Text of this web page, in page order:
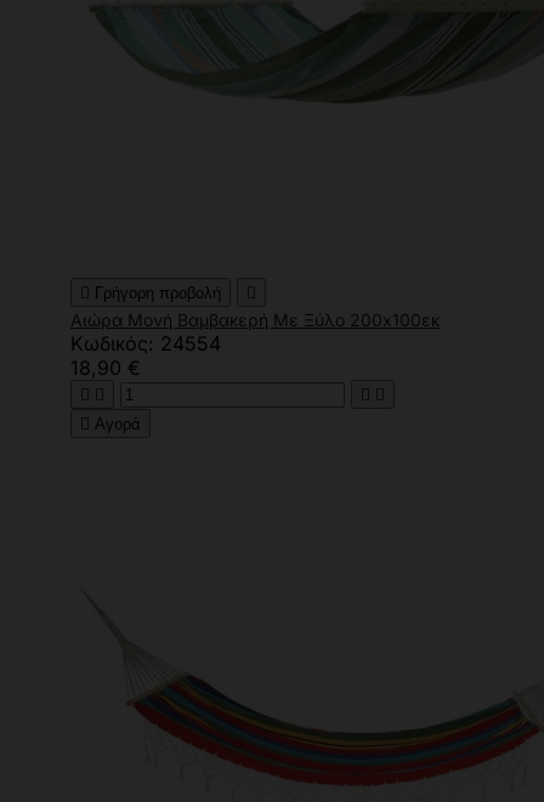
 Γρήγορη προβολή 
Αιώρα Μονή Βαμβακερή Με Ξύλο 200x100εκ
Κωδικός: 24554
18,90 €
   
 Αγορά